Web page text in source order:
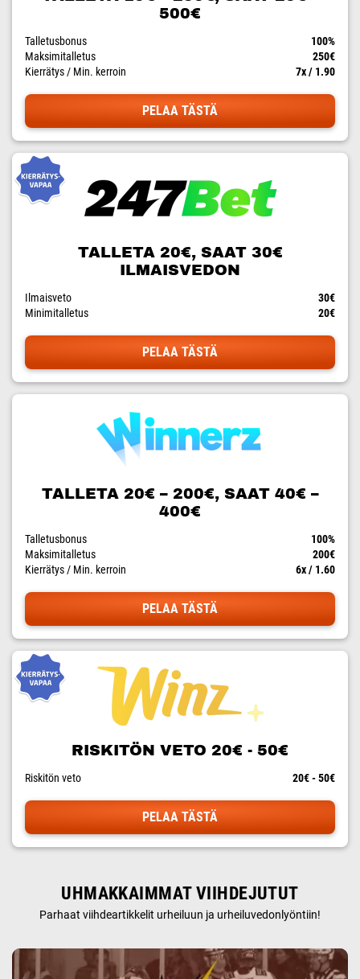
500€
Talletusbonus
100%
Maksimitalletus
250€
Kierrätys / Min. kerroin
7x / 1.90
PELAA TÄSTÄ
TALLETA 20€, SAAT 30€
ILMAISVEDON
Ilmaisveto
30€
Minimitalletus
20€
PELAA TÄSTÄ
TALLETA 20€ – 200€, SAAT 40€ –
400€
Talletusbonus
100%
Maksimitalletus
200€
Kierrätys / Min. kerroin
6x / 1.60
PELAA TÄSTÄ
RISKITÖN VETO 20€ - 50€
Riskitön veto 20€ - 50€
PELAA TÄSTÄ
UHMAKKAIMMAT VIIHDEJUTUT
Parhaat viihdeartikkelit urheiluun ja urheiluvedonlyöntiin!